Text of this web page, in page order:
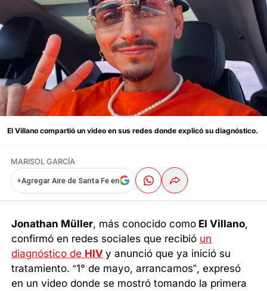
El Villano compartió un video en sus redes donde explicó su diagnóstico.
MARISOL GARCÍA
+Agregar Aire de Santa Fe en
Jonathan Müller, más conocido como El Villano,
confirmó en redes sociales que recibió un
diagnóstico de HIV y anunció que ya inició su
tratamiento. “1° de mayo, arrancamos”, expresó
en un video donde se mostró tomando la primera